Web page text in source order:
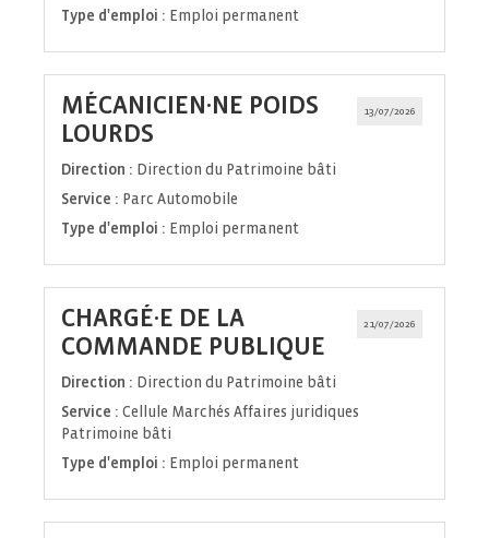
Type d'emploi : Emploi permanent
13/07/2026
MÉCANICIEN·NE POIDS
LOURDS
fenêtre)
Direction : Direction du Patrimoine bâti
Service : Parc Automobile
Type d'emploi : Emploi permanent
21/07/2026
CHARGÉ·E DE LA
COMMANDE PUBLIQUE
fenêtre)
Direction : Direction du Patrimoine bâti
Service : Cellule Marchés Affaires juridiques
Patrimoine bâti
Type d'emploi : Emploi permanent